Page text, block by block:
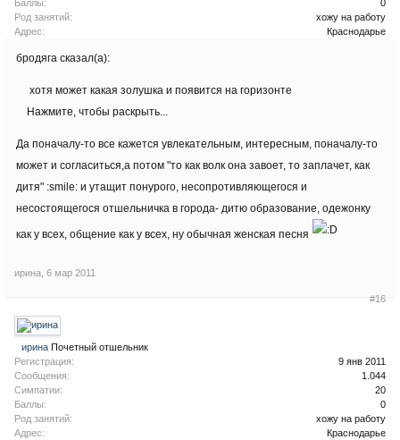
Баллы:
0
Род занятий:
хожу на работу
Адрес:
Краснодарье
бродяга сказал(а):
хотя может какая золушка и появится на горизонте
Нажмите, чтобы раскрыть...
Да поначалу-то все кажется увлекательным, интересным, поначалу-то
может и согласиться,а потом "то как волк она завоет, то заплачет, как
дитя" :smile: и утащит понурого, несопротивляющегося и
несостоящегося отшельничка в города- дитю образование, одежонку
как у всех, общение как у всех, ну обычная женская песня
ирина 6 мар 2011
#16
ирина Почетный отшельник
Регистрация:
9 янв 2011
Сообщения:
1.044
Симпатии:
20
Баллы:
0
Род занятий:
хожу на работу
Адрес:
Краснодарье